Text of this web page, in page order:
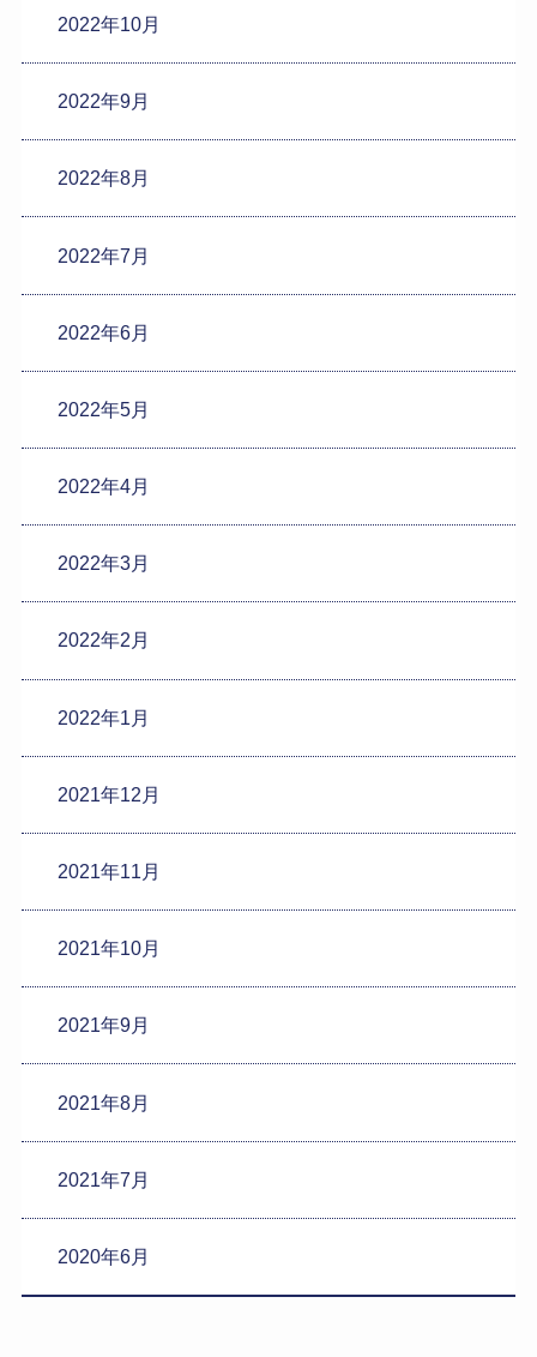
2022年10月
2022年9月
2022年8月
2022年7月
2022年6月
2022年5月
2022年4月
2022年3月
2022年2月
2022年1月
2021年12月
2021年11月
2021年10月
2021年9月
2021年8月
2021年7月
2020年6月